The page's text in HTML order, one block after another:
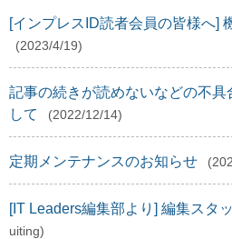
[インプレスID読者会員の皆様へ]
(2023/4/19)
記事の続きが読めないなどの不具
して
(2022/12/14)
定期メンテナンスのお知らせ
[IT Leaders編集部より] 編集スタ
uiting)